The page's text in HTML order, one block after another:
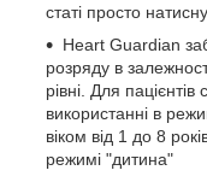
статі просто
Heart Guardian
розряду в
рівні. Для
використанні в
віком від 1 до 8
режимі "дитина"